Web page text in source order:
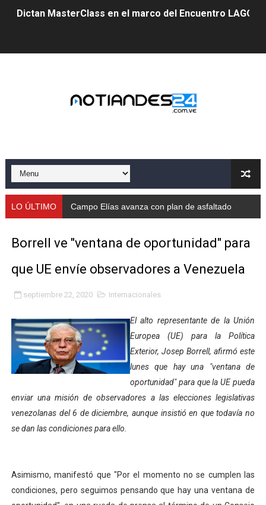
Dictan MasterClass en el marco del Encuentro LAGO
Gobernador Arnaldo Sánchez apadrina a más de 993
Mérida fortalece su reserva deportiva de cara a
Gobernación de Mérida instalará mesa de trabajo con
Fundecem ofrece taller de bordado en punto de cruz
Gobierno bolivariano avanza en la transformación del
Hospital universitario muestra sus avances en visita
Instituto Nacional de Nutrición celebra Semana
Gobernación de Mérida fortalece el desarrollo
Corposalud inició talleres para aspirantes al curso de
Campo Elías consolida plan de bacheo en el sector La
LO ÚLTIMO Campo Elías avanza con plan de asfaltado
Borrell ve "ventana de oportunidad" para
que UE envíe observadores a Venezuela
septiembre 22, 2020 Internacionales
El alto representante de la Unión
Europea (UE) para la Política
Exterior, Josep Borrell, afirmó este
lunes que hay una "ventana de
oportunidad" para que la UE pueda
enviar una misión de observadores a las elecciones legislativas
venezolanas del 6 de diciembre, aunque insistió en que todavía no
se dan las condiciones para ello.
Asimismo, manifestó que "Por el momento no se cumplen las
condiciones, pero seguimos pensando que hay una ventana de